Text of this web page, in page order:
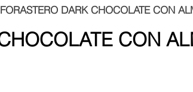
DARK CHOCOLATE CON
CON